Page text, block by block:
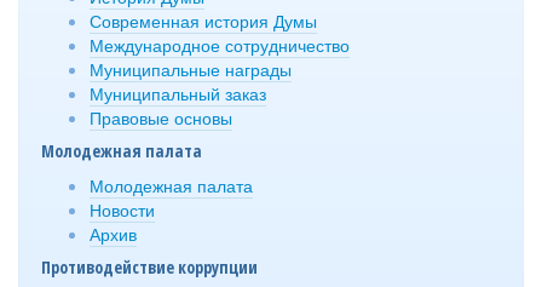
Современная история Думы
Международное сотрудничество
Муниципальные награды
Муниципальный заказ
Правовые основы
Молодежная палата
Молодежная палата
Новости
Архив
Противодействие коррупции